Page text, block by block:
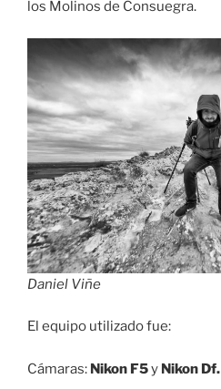
los Molinos de Consuegra.
Daniel Viñe
El equipo utilizado fue:
Cámaras: Nikon F5y Nikon Df.